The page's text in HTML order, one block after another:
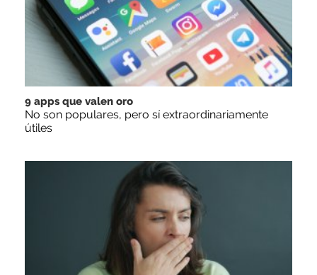
9 apps que valen oro
No son populares, pero sí extraordinariamente
útiles